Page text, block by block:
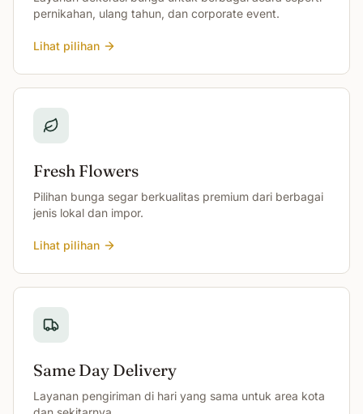
pernikahan, ulang tahun, dan corporate event.
Lihat pilihan
Fresh Flowers
Pilihan bunga segar berkualitas premium dari berbagai
jenis lokal dan impor.
Lihat pilihan
Same Day Delivery
Layanan pengiriman di hari yang sama untuk area kota